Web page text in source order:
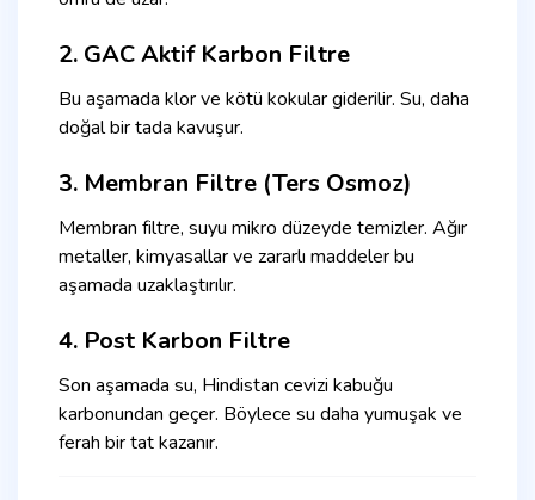
2. GAC Aktif Karbon Filtre
Bu aşamada klor ve kötü kokular giderilir. Su, daha
doğal bir tada kavuşur.
3. Membran Filtre (Ters Osmoz)
Membran filtre, suyu mikro düzeyde temizler. Ağır
metaller, kimyasallar ve zararlı maddeler bu
aşamada uzaklaştırılır.
4. Post Karbon Filtre
Son aşamada su, Hindistan cevizi kabuğu
karbonundan geçer. Böylece su daha yumuşak ve
ferah bir tat kazanır.